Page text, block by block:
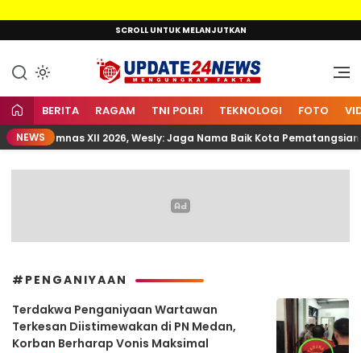
ke
SCROLL UNTUK MELANJUTKAN
Update24News.id
Mengungkap Fakta
BERITA RAGAM TNI POLRI TEKNOLOGI FOTO
NEWS
ke Jamnas XII 2026, Wesly: Jaga Nama Baik Kota
#PENGANIYAAN
Terdakwa Penganiyaan Wartawan
Terkesan Diistimewakan di PN Medan,
Korban Berharap Vonis Maksimal